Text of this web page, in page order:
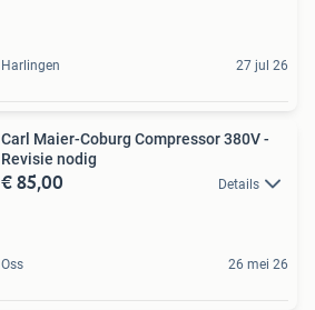
Harlingen 27 jul 26
Carl Maier-Coburg Compressor 380V -
Revisie nodig
€ 85,00 Details
Oss 26 mei 26